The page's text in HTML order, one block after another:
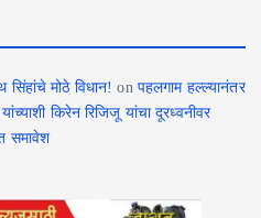
सिंहांचे मोठे विधान! on पहलगाम हल्ल्यानंतर
किरेन रिजिजू यांचा दूरध्वनीवर
समावेश